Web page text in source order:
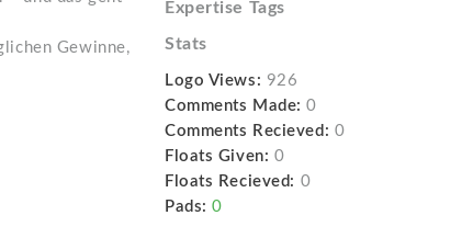
Gewinne,
Expertise Tags
Stats
Logo Views: 926
Comments Made: 0
Comments Recieved: 0
Floats Given: 0
Floats Recieved: 0
Pads: 0